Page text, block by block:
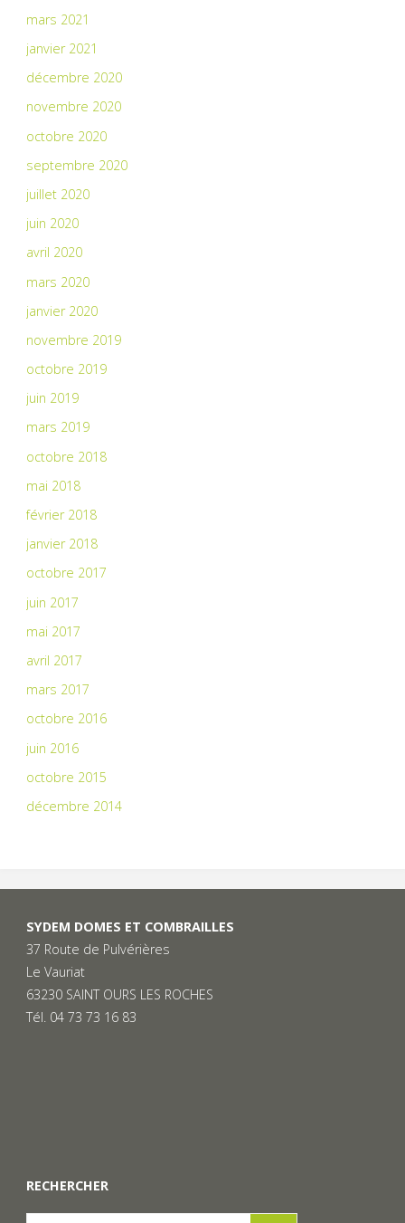
mars 2021
janvier 2021
décembre 2020
novembre 2020
octobre 2020
septembre 2020
juillet 2020
juin 2020
avril 2020
mars 2020
janvier 2020
novembre 2019
octobre 2019
juin 2019
mars 2019
octobre 2018
mai 2018
février 2018
janvier 2018
octobre 2017
juin 2017
mai 2017
avril 2017
mars 2017
octobre 2016
juin 2016
octobre 2015
décembre 2014
SYDEM DOMES ET COMBRAILLES
37 Route de Pulvérières
Le Vauriat
63230 SAINT OURS LES ROCHES
Tél. 04 73 73 16 83
RECHERCHER